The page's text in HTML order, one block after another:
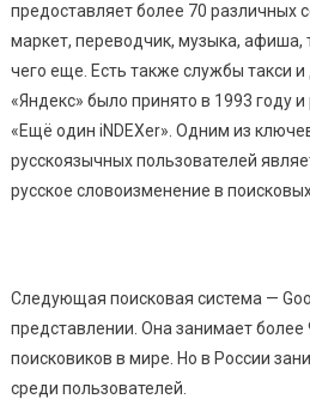
предоставляет более 70 различных
маркет, переводчик, музыка, афиша,
чего еще. Есть также службы такси и
«Яндекс» было принято в 1993 году
«Ещё один iNDEXer». Одним из
русскоязычных пользователей
русское словоизменение в
Следующая поисковая система —
представлении. Она занимает более
поисковиков в мире. Но в России
среди пользователей.